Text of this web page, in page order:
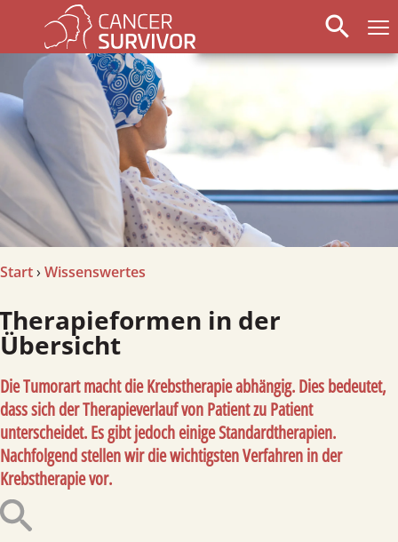
search
Start› Wissenswertes
in der
Übersicht
Die Tumorart macht die Krebstherapie abhängig. Dies bedeutet,
dass sich der Therapieverlauf von Patient zu Patient
unterscheidet. Es gibt jedoch einige Standardtherapien.
Nachfolgend stellen wir die wichtigsten Verfahren in der
Krebstherapie vor.